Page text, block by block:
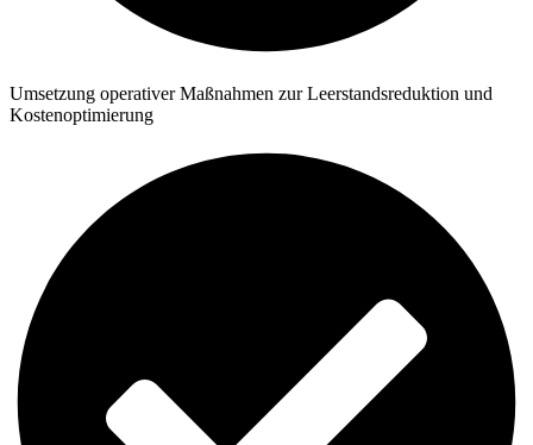
Umsetzung operativer Maßnahmen zur Leerstandsreduktion und
Kostenoptimierung